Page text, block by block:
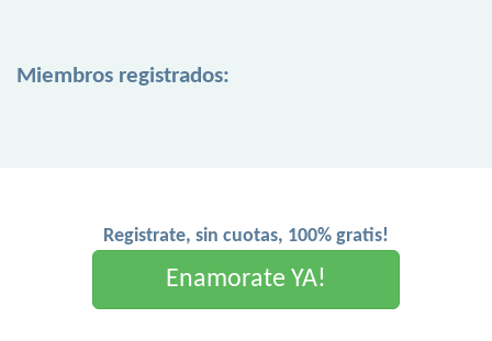
Miembros registrados:
Registrate, sin cuotas, 100% gratis!
Enamorate YA!